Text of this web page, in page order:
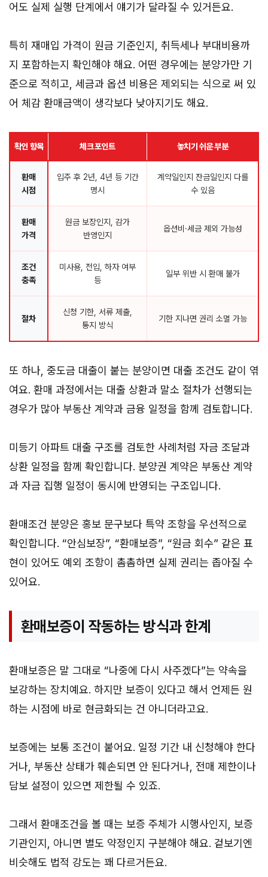
어도 실제 실행 단계에서 얘기가 달라질 수 있거든요.
특히 재매입 가격이 원금 기준인지, 취득세나 부대비용까
지 포함하는지 확인해야 해요. 어떤 경우에는 분양가만 기
준으로 적히고, 세금과 옵션 비용은 제외되는 식으로 써 있
어 체감 환매금액이 생각보다 낮아지기도 해요.
확인 항목 체크 포인트 놓치기 쉬운 부분
환매
시점
입주 후 2년, 4년 등 기간
명시
계약일인지 잔금일인지 다를
수 있음
환매
가격
원금 보장인지, 감가
반영인지
옵션비·세금 제외 가능성
조건
충족
미사용, 전입, 하자 여부
등
일부 위반 시 환매 불가
절차
신청 기한, 서류 제출,
통지 방식
기한 지나면 권리 소멸 가능
또 하나, 중도금 대출이 붙는 분양이면 대출 조건도 같이 엮
여요. 환매 과정에서는 대출 상환과 말소 절차가 선행되는
경우가 많아 부동산 계약과 금융 일정을 함께 검토합니다.
미등기 아파트 대출 구조를 검토한 사례처럼 자금 조달과
상환 일정을 함께 확인합니다. 분양권 계약은 부동산 계약
과 자금 집행 일정이 동시에 반영되는 구조입니다.
환매조건 분양은 홍보 문구보다 특약 조항을 우선적으로
확인합니다. “안심보장”, “환매보증”, “원금 회수” 같은 표
현이 있어도 예외 조항이 촘촘하면 실제 권리는 좁아질 수
있어요.
환매보증이 작동하는 방식과 한계
환매보증은 말 그대로 “나중에 다시 사주겠다”는 약속을
보강하는 장치예요. 하지만 보증이 있다고 해서 언제든 원
하는 시점에 바로 현금화되는 건 아니더라고요.
보증에는 보통 조건이 붙어요. 일정 기간 내 신청해야 한다
거나, 부동산 상태가 훼손되면 안 된다거나, 전매 제한이나
담보 설정이 있으면 제한될 수 있죠.
그래서 환매조건을 볼 때는 보증 주체가 시행사인지, 보증
기관인지, 아니면 별도 약정인지 구분해야 해요. 겉보기엔
비슷해도 법적 강도는 꽤 다르거든요.